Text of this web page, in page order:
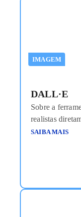
IMAGEM
DALL·E
Sobre a
realistas
ChatGPT.
SAIBA MAIS